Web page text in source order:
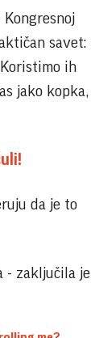
savet:
ih
jako kopka,
da je to
- zaključila je